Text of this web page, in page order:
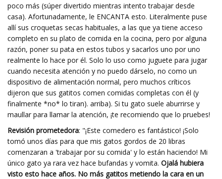
poco más (súper divertido mientras intento trabajar desde
casa). Afortunadamente, le ENCANTA esto. Literalmente puse
allí sus croquetas secas habituales, a las que ya tiene acceso
completo en su plato de comida en la cocina, pero por alguna
razón, poner su pata en estos tubos y sacarlos uno por uno
realmente lo hace por él. Solo lo uso como juguete para jugar
cuando necesita atención y no puedo dárselo, no como un
dispositivo de alimentación normal, pero muchos críticos
dijeron que sus gatitos comen comidas completas con él (y
finalmente *no* lo tiran). arriba). Si tu gato suele aburrirse y
maullar para llamar la atención, ¡te recomiendo que lo pruebes!
Revisión prometedora: "¡Este comedero es fantástico! ¡Solo
tomó unos días para que mis gatos gordos de 20 libras
comenzaran a 'trabajar por su comida' y lo están haciendo! Mi
único gato ya rara vez hace bufandas y vomita. Ojalá hubiera
visto esto hace años. No más gatitos metiendo la cara en un